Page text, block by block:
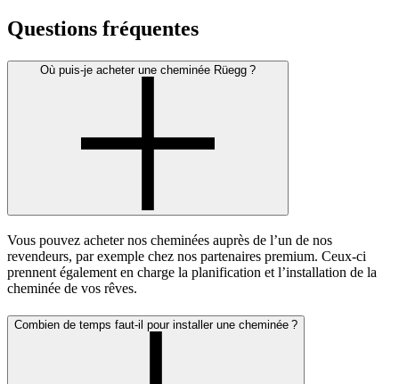
Questions fréquentes
Où puis-je acheter une cheminée Rüegg ?
Vous pouvez acheter nos cheminées auprès de l’un de nos
revendeurs, par exemple chez nos partenaires premium. Ceux-ci
prennent également en charge la planification et l’installation de la
cheminée de vos rêves.
Combien de temps faut-il pour installer une cheminée ?